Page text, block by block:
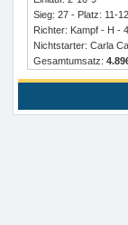
Sieg: 27 - Platz: 11-
Richter: Kampf - H -
Nichtstarter: Carla
Gesamtumsatz: